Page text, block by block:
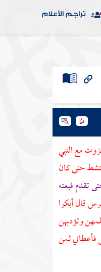
تراجم الأعلام
مع النبي
حتى كان
تقدم فبعته
قال أبكرا
وتؤدبهن
فأعطاني ثمن